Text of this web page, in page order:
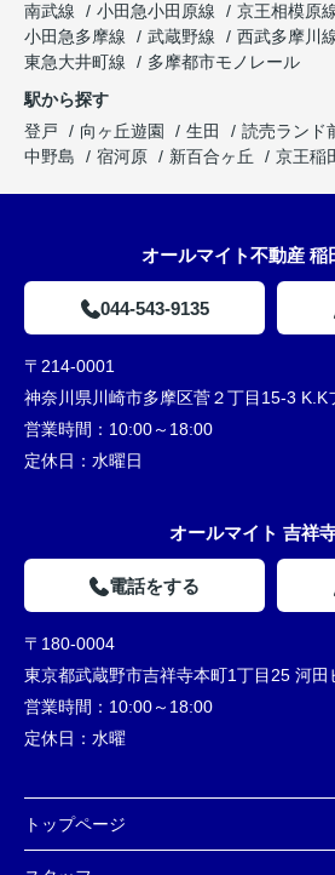
南武線
小田急小田原線 京王相模原
小田急多摩線
武蔵野線 西武多摩川
東急大井町線
多摩都市モノレール
駅から探す
登戸
向ヶ丘遊園 生田 読売ランド
中野島
宿河原 新百合ヶ丘 京王稲
オールマイト不動産 稲
044-543-9135
〒214-0001
神奈川県川崎市多摩区菅２丁目15-3 K.K
営業時間： 10:00～18:00
定休日： 水曜日
オールマイト 吉祥
電話をする
〒180-0004
東京都武蔵野市吉祥寺本町1丁目25 河田
営業時間： 10:00～18:00
定休日： 水曜
トップページ